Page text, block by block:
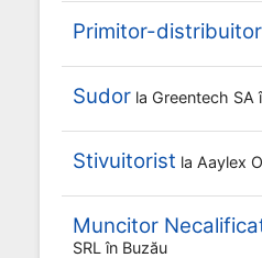
Primitor-
Sudor la Greentech SA
Stivuitorist la Aaylex
Muncitor
SRL în Buzău